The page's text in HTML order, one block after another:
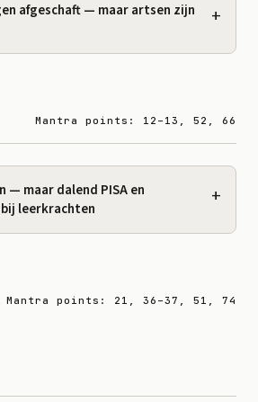
afgeschaft — maar artsen zijn
+
Mantra points: 12–13, 52, 66
— maar dalend PISA en
leerkrachten
+
Mantra points: 21, 36–37, 51, 74